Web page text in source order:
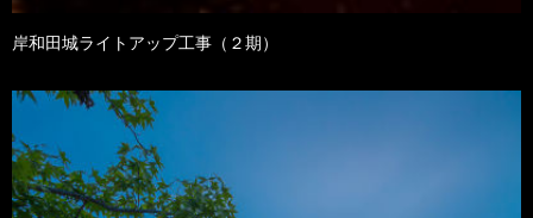
岸和田城ライトアップ工事（２期）